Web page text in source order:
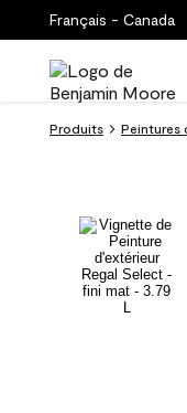
Français - Canada
Produits Peintures